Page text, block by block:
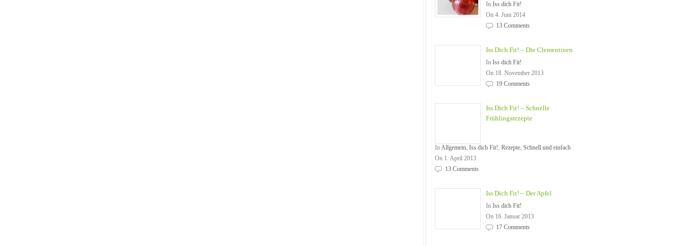
In Iss dich Fit!
On 4. Juni 2014
13 Comments
Iss Dich Fit! – Die Clementinen
In Iss dich Fit!
On 18. November 2013
19 Comments
Iss Dich Fit! – Schnelle
Frühlingsrezepte
InAllgemein, Iss dich Fit!, Rezepte, Schnell und einfach
On 1. April 2013
13 Comments
Iss Dich Fit! – Der Apfel
In Iss dich Fit!
On 16. Januar 2013
17 Comments